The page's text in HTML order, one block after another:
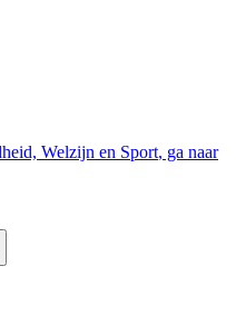
Welzijn en Sport, ga naar